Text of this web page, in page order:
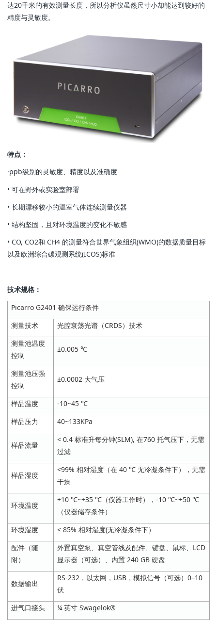
达20千米的有效测量长度，所以分析仪虽然尺寸小却能达到较好的
精度与灵敏度。
特点：
·ppb级别的灵敏度、精度以及准确度
• 可在野外或实验室部署
• 长期漂移较小的温室气体连续测量仪器
• 结构坚固，且对环境温度的变化不敏感
• CO, CO2和 CH4 的测量符合世界气象组织(WMO)的数据质量目标
以及欧洲综合碳观测系统(ICOS)标准
技术规格：
Picarro G2401 确保运行条件
测量技术
光腔衰荡光谱（CRDS）技术
测量池温度
控制
±0.005 ℃
测量池压强
控制
±0.0002 大气压
样品温度
-10~45 ℃
样品压力
40~133KPa
样品流量
< 0.4 标准升每分钟(SLM), 在760 托气压下，无需
过滤
样品湿度
<99% 相对湿度（在 40 ℃ 无冷凝条件下），无需
干燥
环境温度
+10 ℃~+35 ℃（仪器工作时），-10 ℃~+50 ℃
（仪器储存条件）
环境湿度
< 85% 相对湿度(无冷凝条件下）
配件（随
附）
外置真空泵、真空管线及配件、键盘、鼠标、LCD
显示器（可选）、内置 240 GB 硬盘
数据输出
RS-232，以太网，USB，模拟信号（可选）0–10
伏
进气口接头
¼ 英寸 Swagelok®